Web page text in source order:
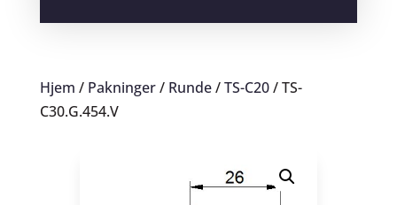
Hjem / Pakninger/ Runde/TS-C20/ TS-
C30.G.454.V